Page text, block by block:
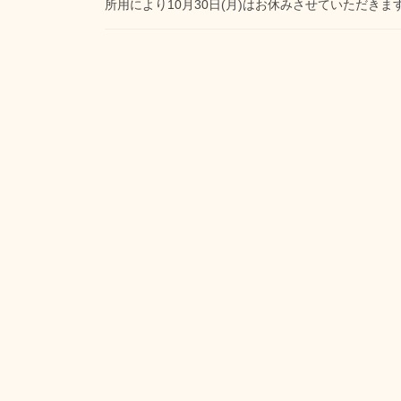
所用により10月30日(月)はお休みさせていただきま